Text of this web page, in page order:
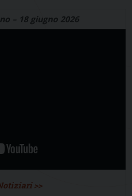
– 18 giugno 2026
>>